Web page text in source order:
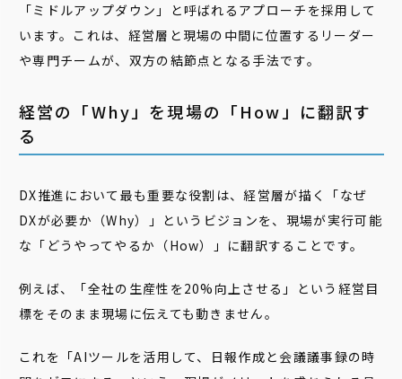
「ミドルアップダウン」と呼ばれるアプローチを採用して
います。これは、経営層と現場の中間に位置するリーダー
や専門チームが、双方の結節点となる手法です。
経営の「Why」を現場の「How」に翻訳す
る
DX推進において最も重要な役割は、経営層が描く「なぜ
DXが必要か（Why）」というビジョンを、現場が実行可能
な「どうやってやるか（How）」に翻訳することです。
例えば、「全社の生産性を20%向上させる」という経営目
標をそのまま現場に伝えても動きません。
これを「AIツールを活用して、日報作成と会議議事録の時